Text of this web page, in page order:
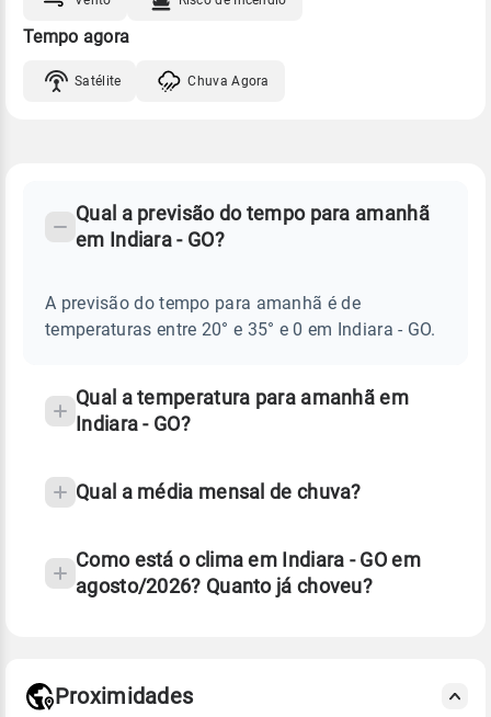
Tempo agora
Satélite Chuva Agora
INDIARA
Perguntas
sobre
chuva
temperatura
Qual a previsão do tempo para amanhã
em Indiara - GO?
A previsão do tempo para amanhã é de
temperaturas entre 20° e 35° e 0 em Indiara - GO.
Qual a temperatura para amanhã em
Indiara - GO?
Qual a média mensal de chuva?
Como está o clima em Indiara - GO em
agosto/2026? Quanto já choveu?
Proximidades